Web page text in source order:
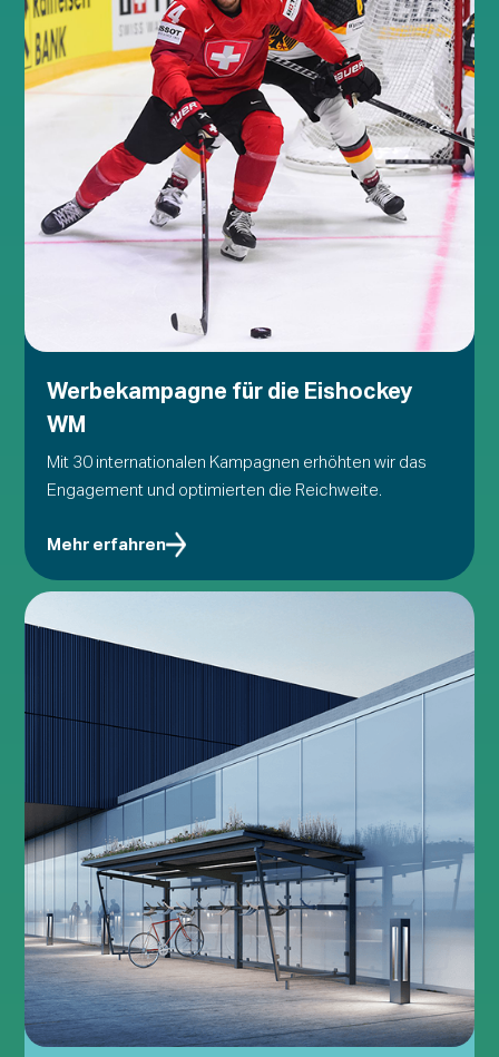
Werbekampagne für die Eishockey
WM
Mit 30 internationalen Kampagnen erhöhten wir das
Engagement und optimierten die Reichweite.
Mehr erfahren